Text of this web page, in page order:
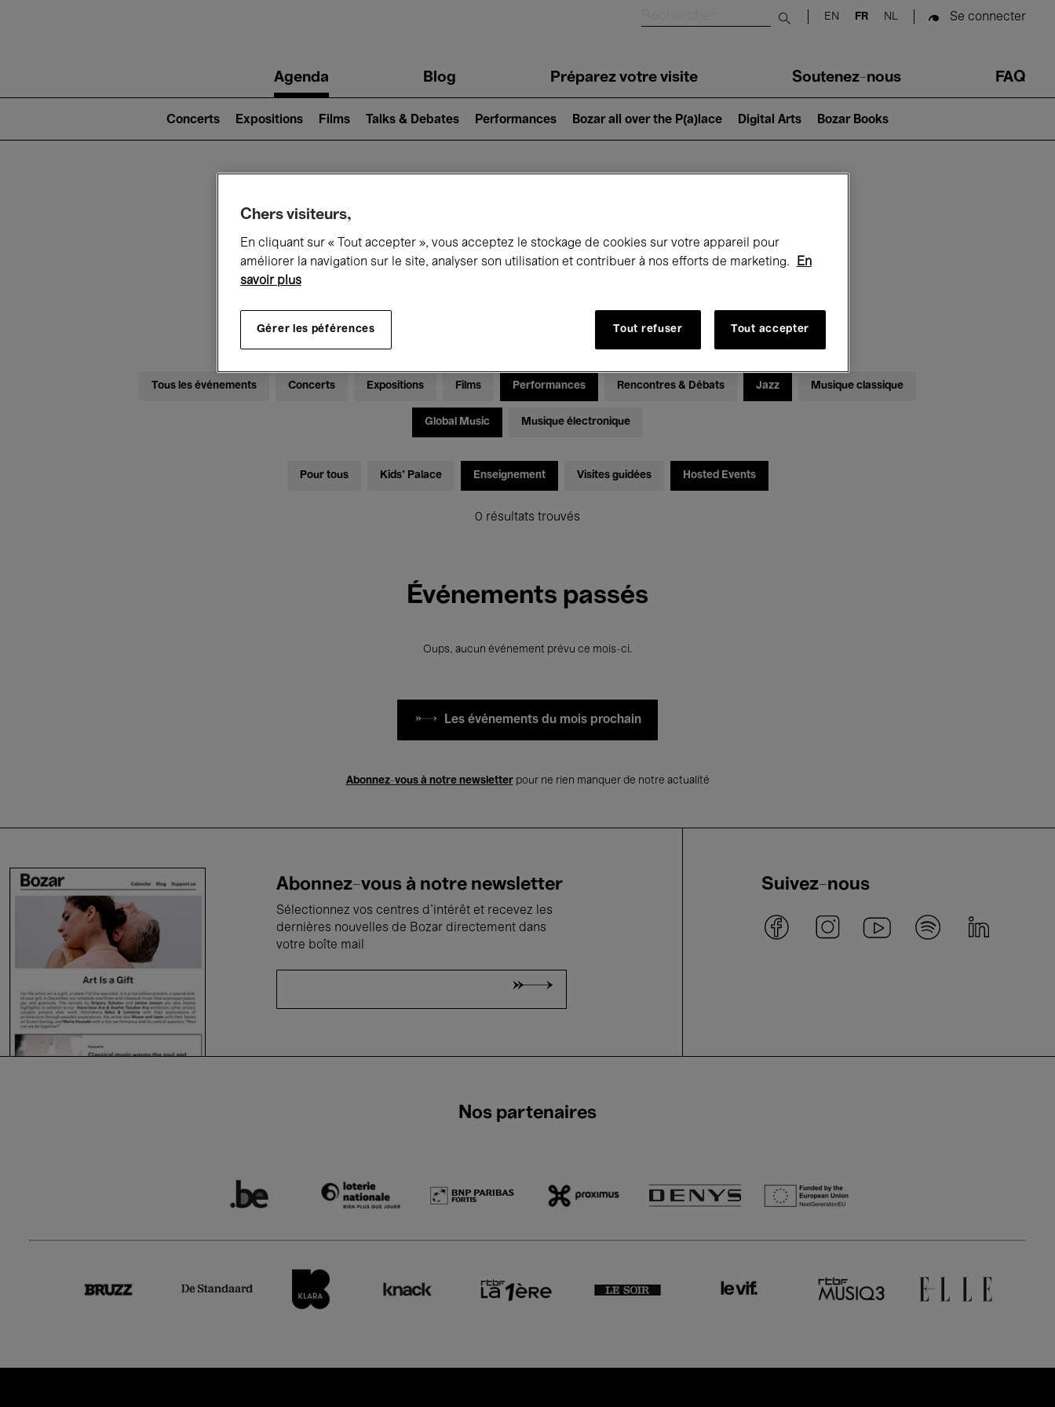
Submit search
EN FR NL Se connecter
navigationAgenda Blog Préparez votre visite Soutenez-nous FAQ
2)
Concerts Expositions Films Talks & Debates Performances Bozar all over the P(a)lace Digital Arts Bozar Books
Ce qui se passe à Bozar
Tous les événements Concerts Expositions Films Performances Rencontres & Débats Jazz Musique classique
Global Music Musique électronique
Pour tous Kids’ Palace Enseignement Visites guidées Hosted Events
0 résultats trouvés
Événements passés
Oups, aucun événement prévu ce mois-ci.
Les événements du mois prochain
Abonnez-vous à notre newsletterpour ne rien manquer de notre actualité
Abonnez-vous à notre newsletter
Sélectionnez vos centres d'intérêt et recevez les
dernières nouvelles de Bozar directement dans
votre boîte mail
Suivez-nous
Nos partenaires
Chers visiteurs,
En cliquant sur « Tout accepter », vous acceptez le stockage de cookies sur votre appareil pour
améliorer la navigation sur le site, analyser son utilisation et contribuer à nos efforts de marketing.
En
savoir plus
Gérer les péférences Tout refuser Tout accepter